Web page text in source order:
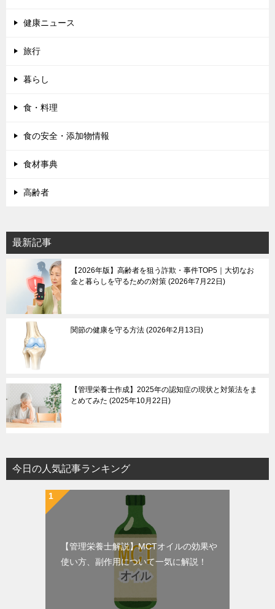
健康ニュース
旅行
暮らし
食・料理
食の安全・添加物情報
食材事典
高齢者
最新記事
【2026年版】高齢者を狙う詐欺・事件TOP5｜大切なお
金と暮らしを守るための対策 2026年7月22日
関節の健康を守る方法 2026年2月13日
【管理栄養士作成】2025年の認知症の現状と対策法をま
とめてみた 2025年10月22日
今日の人気記事ランキング
【管理栄養士解説】MCTオイルの効果や
使い方、副作用について一気に解説！